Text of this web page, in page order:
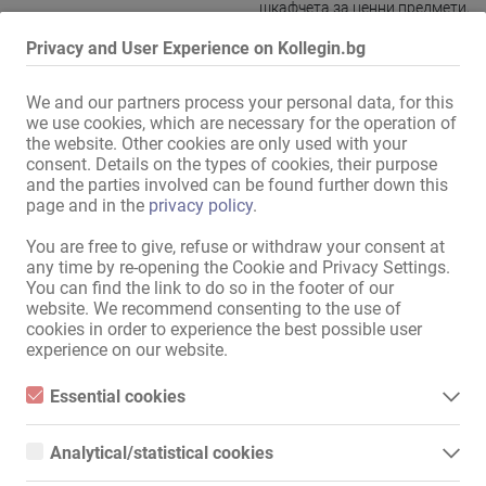
Privacy and User Experience on Kollegin.bg
We and our partners process your personal data, for this
we use cookies, which are necessary for the operation of
the website. Other cookies are only used with your
consent. Details on the types of cookies, their purpose
and the parties involved can be found further down this
page and in the privacy policy.
You are free to give, refuse or withdraw your consent at
any time by re-opening the Cookie and Privacy Settings.
You can find the link to do so in the footer of our
website. We recommend consenting to the use of
cookies in order to experience the best possible user
experience on our website.
Essential cookies
Essential cookies are all cookies necessary for the operation of
function properly without these cookies.
Analytical/statistical cookies
Analytical or statistical cookies are cookies that are used to
шкафчета за ценни предмети,
допълнителна тоалетна за
климатизирано
Кухня:
Кухненски бокс,за общо
ползване, с възможност за
сядане и хранене
Баня:
Зона за гости:
Тераса
Външно представление /
достъп:
дискретен дом
Паркинг за дамите:
налице
Паркинг за гостите:
Паркиране:
в непосредствена близост:
Спирка на автобус
в близост (около 10 минути
Аптека,Банка,Поща,МОЛ,